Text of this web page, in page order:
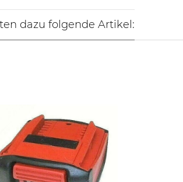
dazu folgende Artikel: